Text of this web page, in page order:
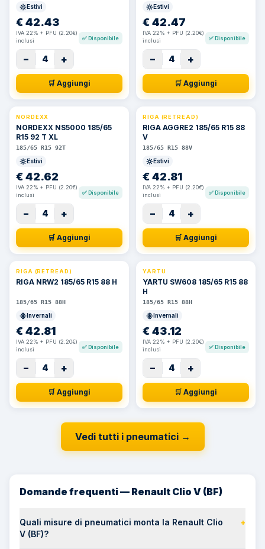
Estivi
€42.43
IVA 22% + PFU (2.20€)
inclusi
✅Disponibile
− 4 +
🛒 Aggiungi
Estivi
€42.47
IVA 22% + PFU (2.20€)
inclusi
✅Disponibile
− 4 +
🛒 Aggiungi
NORDEXX
NORDEXX NS5000 185/65
R15 92 T XL
185/65 R15 92T
Estivi
€42.62
IVA 22% + PFU (2.20€)
inclusi
✅Disponibile
− 4 +
🛒 Aggiungi
RIGA (RETREAD)
RIGA AGGRE2 185/65 R15 88
V
185/65 R15 88V
Estivi
€42.81
IVA 22% + PFU (2.20€)
inclusi
✅Disponibile
− 4 +
🛒 Aggiungi
RIGA (RETREAD)
RIGA NRW2 185/65 R15 88 H
185/65 R15 88H
Invernali
€42.81
IVA 22% + PFU (2.20€)
inclusi
✅Disponibile
− 4 +
🛒 Aggiungi
YARTU
YARTU SW608 185/65 R15 88
H
185/65 R15 88H
Invernali
€43.12
IVA 22% + PFU (2.20€)
inclusi
✅Disponibile
− 4 +
🛒 Aggiungi
Vedi tutti i pneumatici→
Domande frequenti — Renault Clio V (BF)
Quali misure di pneumatici monta la Renault Clio
V (BF)?
+